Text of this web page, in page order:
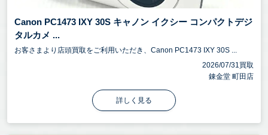
Canon PC1473 IXY 30S キャノン イクシー コンパクトデジ
タルカメ ...
お客さまより店頭買取をご利用いただき、Canon PC1473 IXY 30S ...
2026/07/31買取
錬金堂 町田店
詳しく見る